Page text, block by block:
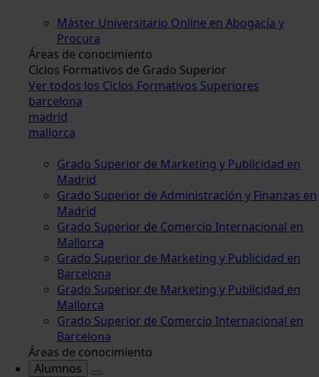
Máster Universitario Online en Abogacía y
Procura
Áreas de conocimiento
Ciclos Formativos de Grado Superior
Ver todos los Ciclos Formativos Superiores
barcelona
madrid
mallorca
Grado Superior de Marketing y Publicidad en
Madrid
Grado Superior de Administración y Finanzas en
Madrid
Grado Superior de Comercio Internacional en
Mallorca
Grado Superior de Marketing y Publicidad en
Barcelona
Grado Superior de Marketing y Publicidad en
Mallorca
Grado Superior de Comercio Internacional en
Barcelona
Áreas de conocimiento
Alumnos